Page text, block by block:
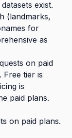
exist.
(landmarks,
for
as
on paid
Free tier is
is
paid plans.
on paid plans.